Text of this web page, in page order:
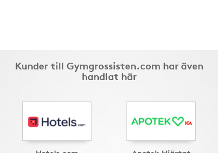
Kunder till Gymgrossisten.com har även
handlat här